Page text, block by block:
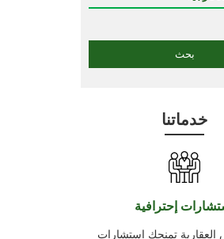
خدماتنا
إحترافية
تمنحك استشارات